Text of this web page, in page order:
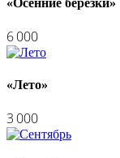
«Осенние берёзки»
6 000
«Лето»
3 000